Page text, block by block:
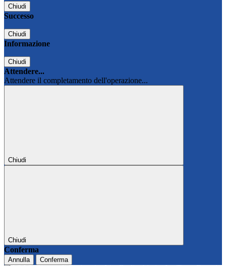
Chiudi
Successo
Chiudi
Informazione
Chiudi
Attendere...
Attendere il completamento dell'operazione...
Chiudi
Chiudi
Conferma
Annulla Conferma